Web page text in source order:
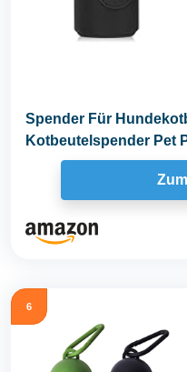
Spender Für
Kotbeutelspender Pet
Universal Dog Bag...
6